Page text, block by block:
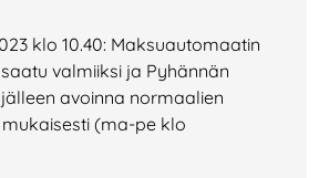
klo 10.40: Maksuautomaatin
valmiiksi ja Pyhännän
avoinna normaalien
(ma-pe klo